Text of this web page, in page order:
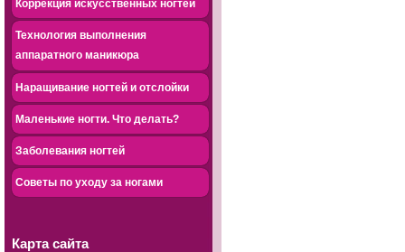
Коррекция искусственных ногтей
Технология выполнения
аппаратного маникюра
Наращивание ногтей и отслойки
Маленькие ногти. Что делать?
Заболевания ногтей
Советы по уходу за ногами
Карта сайта